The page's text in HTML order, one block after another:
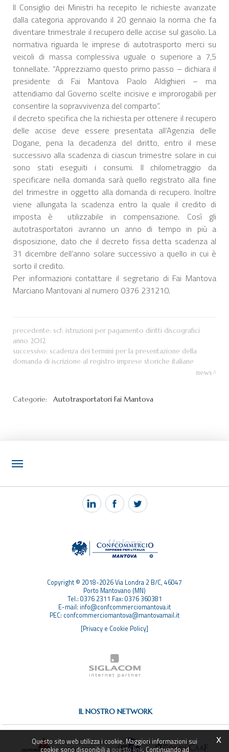
Il Consiglio dei Ministri ha recepito le richieste avanzate
dalla categoria approvando il 20 gennaio la norma che fa
diventare trimestrale il recupero delle accise sul gasolio. La
normativa riguarda le imprese di autotrasporto merci su
veicoli di massa complessiva uguale o superiore a 7,5
tonnellate. “Apprezziamo questo primo passo – dichiara il
presidente di Fai Mantova Paolo Aldighieri – ma
attendiamo dal Governo scelte incisive e improrogabili per
consentire la sopravvivenza del comparto”.
il decreto specifica che la richiesta per ottenere il recupero
delle accise deve essere presentata all’Agenzia delle
Dogane, pena la decadenza del diritto, entro il mese
successivo alla scadenza di ciascun trimestre solare in cui
sono stati eseguiti i consumi. Il chilometraggio da
specificare nella domanda sarà quello registrato alla fine
del trimestre in oggetto alla domanda di recupero. Inoltre
viene allungata la scadenza entro la quale il credito di
imposta è utilizzabile in compensazione. Così gli
autotrasportatori avranno un anno di tempo in più a
disposizione, dato che il decreto fissa detta scadenza al
31 dicembre dell’anno solare successivo a quello in cui è
sorto il credito.
Per informazioni contattare il segretario di Fai Mantova
Marciano Mantovani al numero 0376 231210.
precedente: scf: istruzioni per pagamento diritti discografici
anno 2012
successivo: scadenza dei termini per la presentazione della
domanda di iscrizione al registro imprese storiche italiane
news
Categorie: Autotrasportatori Fai Mantova
NOTIZIE
PEC MANTOVA MAIL
Copyright © 2018-2026 Via Londra 2 B/C, 46047
Porto Mantovano (MN)
Tel.: 0376 2311 Fax: 0376 360381
E-mail: info@confcommerciomantova.it
PEC: confcommerciomantova@mantovamail.it
[Privacy e Cookie Policy]
x
Questo sito web utilizza i cookie. Maggiori informazioni sui
cookie sono disponibili a questo link. Continuando ad
IL NOSTRO NETWORK